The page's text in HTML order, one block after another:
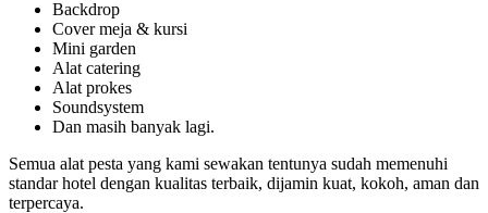
Backdrop
Cover meja & kursi
Mini garden
Alat catering
Alat prokes
Soundsystem
Dan masih banyak lagi.
Semua alat pesta yang kami sewakan tentunya sudah memenuhi
standar hotel dengan kualitas terbaik, dijamin kuat, kokoh, aman dan
terpercaya.